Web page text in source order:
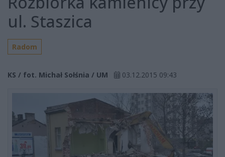
ul. Staszica
Radom
KS / fot. Michał Sołśnia / UM 03.12.2015 09:43